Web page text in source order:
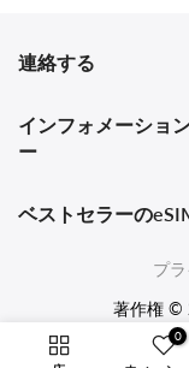
連絡する
インフォメーショ
ー
ベストセラーの
プ
著作権 ©
0